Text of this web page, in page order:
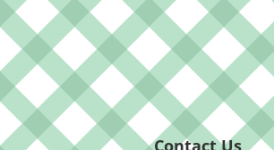
Contact Us